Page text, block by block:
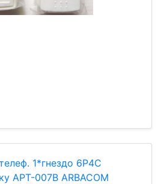
1*гнездо 6P4C
АРТ-007В ARBACOM